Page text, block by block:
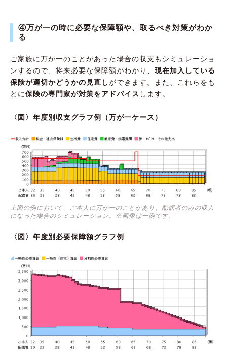
④万が一の時に必要な保障額や、取るべき対策がわか
る
ご家族に万が一のことがあった場合の収支もシミュレーショ
ンするので、将来必要な保障額がわかり、 現在加入している
保険が適切かどうかの見直しができます。また、これらをも
とに保険の専門家が対策をアドバイス します。
〈図〉年度別収支グラフ例（万が一ケース）
上図の例において、ご本人に万が一のことがあり、配偶者のみの収入
になった場合のシミュレーション。※画像は一例です。
〈図〉年度別必要保障額グラフ例